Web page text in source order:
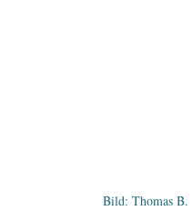
Bild: Thomas B.